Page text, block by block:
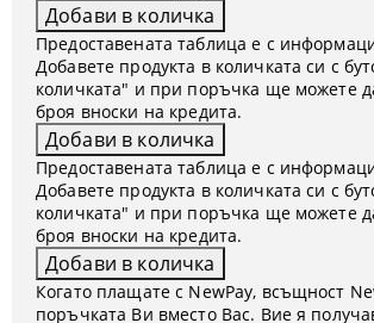
Предоставената таблица е с
Добавете продукта в количката си с
количката" и при поръчка ще можете
броя вноски на кредита.
Предоставената таблица е с
Добавете продукта в количката си с
количката" и при поръчка ще можете
броя вноски на кредита.
Когато плащате с NewPay, всъщност
поръчката Ви вместо Вас. Вие я